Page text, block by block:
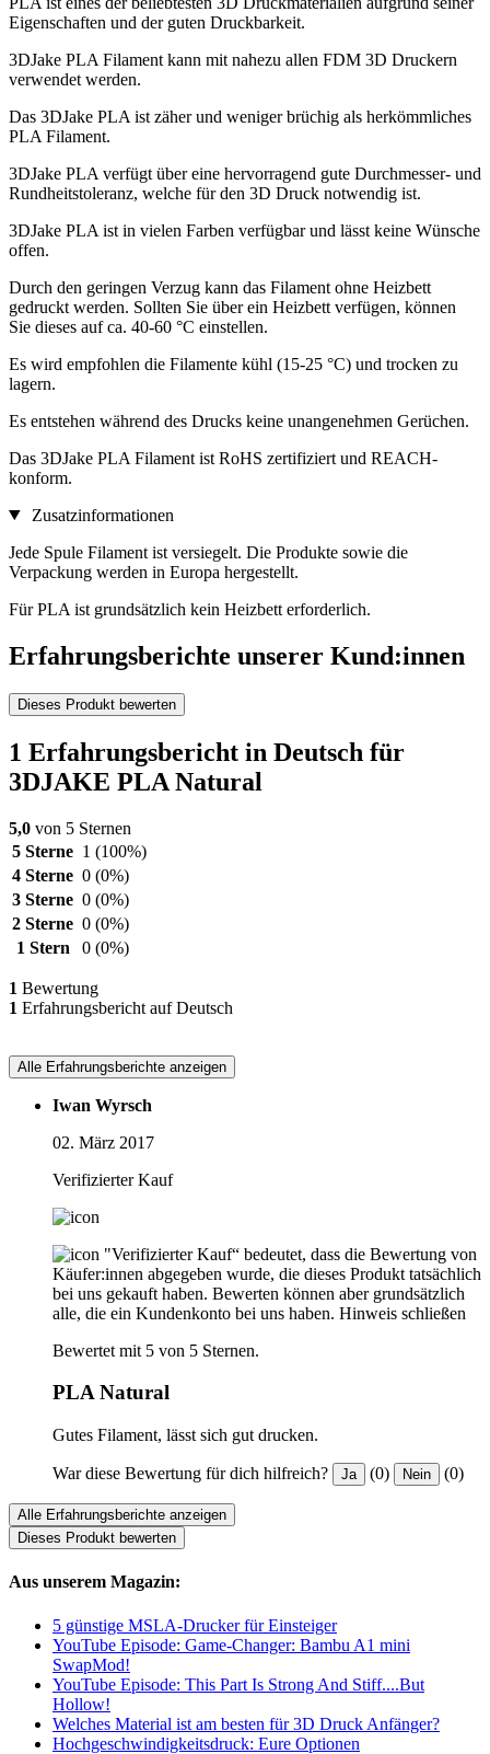
Eigenschaften und der guten Druckbarkeit.
3DJake PLA Filament kann mit nahezu allen FDM 3D Druckern
verwendet werden.
Das 3DJake PLA ist zäher und weniger brüchig als herkömmliches
PLA Filament.
3DJake PLA verfügt über eine hervorragend gute Durchmesser- und
Rundheitstoleranz, welche für den 3D Druck notwendig ist.
3DJake PLA ist in vielen Farben verfügbar und lässt keine Wünsche
offen.
Durch den geringen Verzug kann das Filament ohne Heizbett
gedruckt werden. Sollten Sie über ein Heizbett verfügen, können
Sie dieses auf ca. 40-60 °C einstellen.
Es wird empfohlen die Filamente kühl (15-25 °C) und trocken zu
lagern.
Es entstehen während des Drucks keine unangenehmen Gerüchen.
Das 3DJake PLA Filament ist RoHS zertifiziert und REACH-
konform.
Zusatzinformationen
Jede Spule Filament ist versiegelt. Die Produkte sowie die
Verpackung werden in Europa hergestellt.
Für PLA ist grundsätzlich kein Heizbett erforderlich.
Erfahrungsberichte unserer Kund:innen
Dieses Produkt bewerten
1 Erfahrungsbericht in Deutsch für
3DJAKE PLA Natural
5,0 von 5 Sternen
5 Sterne 1 (100%)
4 Sterne 0 (0%)
3 Sterne 0 (0%)
2 Sterne 0 (0%)
1 Stern
0 (0%)
1 Bewertung
1 Erfahrungsbericht auf Deutsch
Alle Erfahrungsberichte anzeigen
Iwan Wyrsch
02. März 2017
Verifizierter Kauf
"Verifizierter Kauf“ bedeutet, dass die Bewertung von
Käufer:innen abgegeben wurde, die dieses Produkt tatsächlich
bei uns gekauft haben. Bewerten können aber grundsätzlich
alle, die ein Kundenkonto bei uns haben. Hinweis schließen
Bewertet mit 5 von 5 Sternen.
PLA Natural
Gutes Filament, lässt sich gut drucken.
War diese Bewertung für dich hilfreich? Ja (0) Nein (0)
Alle Erfahrungsberichte anzeigen
Dieses Produkt bewerten
Aus unserem Magazin:
5 günstige MSLA-Drucker für Einsteiger
YouTube Episode: Game-Changer: Bambu A1 mini
SwapMod!
YouTube Episode: This Part Is Strong And Stiff....But
Hollow!
Welches Material ist am besten für 3D Druck Anfänger?
Hochgeschwindigkeitsdruck: Eure Optionen